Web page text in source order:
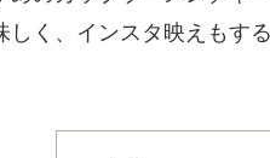
く、インスタ映えもす